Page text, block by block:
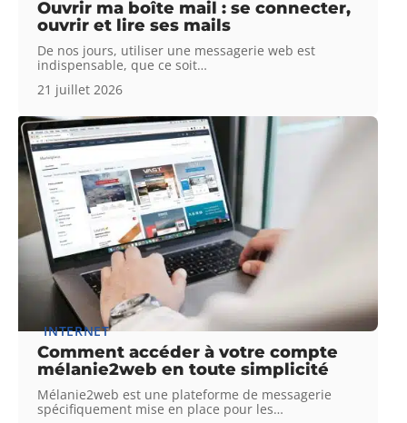
Ouvrir ma boîte mail : se connecter,
ouvrir et lire ses mails
De nos jours, utiliser une messagerie web est
indispensable, que ce soit…
21 juillet 2026
INTERNET
Comment accéder à votre compte
mélanie2web en toute simplicité
Mélanie2web est une plateforme de messagerie
spécifiquement mise en place pour les…